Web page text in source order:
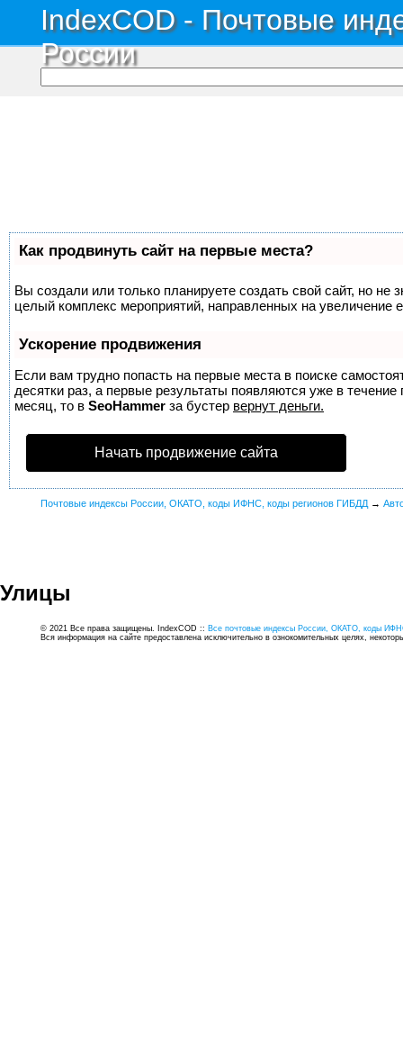
IndexCOD - Почтовые
России
Как продвинуть сайт на первые места?
Вы создали или только планируете создать свой сайт, но не
целый комплекс мероприятий, направленных на увеличение
Ускорение продвижения
Если вам трудно попасть на первые места в поиске
десятки раз, а первые результаты появляются уже в
месяц, то в SeoHammer за бустер вернут деньги.
Начать продвижение сайта
Почтовые индексы России, ОКАТО, коды ИФНС, коды регионов ГИБДД →
Улицы
© 2021 Все права защищены. IndexCOD :: Все почтовые индексы России, ОКАТО, коды
Вся информация на сайте предоставлена исключительно в ознокомительных целях,